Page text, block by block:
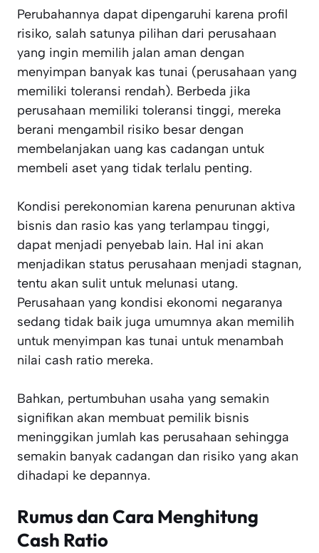
Perubahannya dapat dipengaruhi karena profil
risiko, salah satunya pilihan dari perusahaan
yang ingin memilih jalan aman dengan
menyimpan banyak kas tunai (perusahaan yang
memiliki toleransi rendah). Berbeda jika
perusahaan memiliki toleransi tinggi, mereka
berani mengambil risiko besar dengan
membelanjakan uang kas cadangan untuk
membeli aset yang tidak terlalu penting.
Kondisi perekonomian karena penurunan aktiva
bisnis dan rasio kas yang terlampau tinggi,
dapat menjadi penyebab lain. Hal ini akan
menjadikan status perusahaan menjadi stagnan,
tentu akan sulit untuk melunasi utang.
Perusahaan yang kondisi ekonomi negaranya
sedang tidak baik juga umumnya akan memilih
untuk menyimpan kas tunai untuk menambah
nilai cash ratio mereka.
Bahkan, pertumbuhan usaha yang semakin
signifikan akan membuat pemilik bisnis
meninggikan jumlah kas perusahaan sehingga
semakin banyak cadangan dan risiko yang akan
dihadapi ke depannya.
Rumus dan Cara Menghitung
Cash Ratio